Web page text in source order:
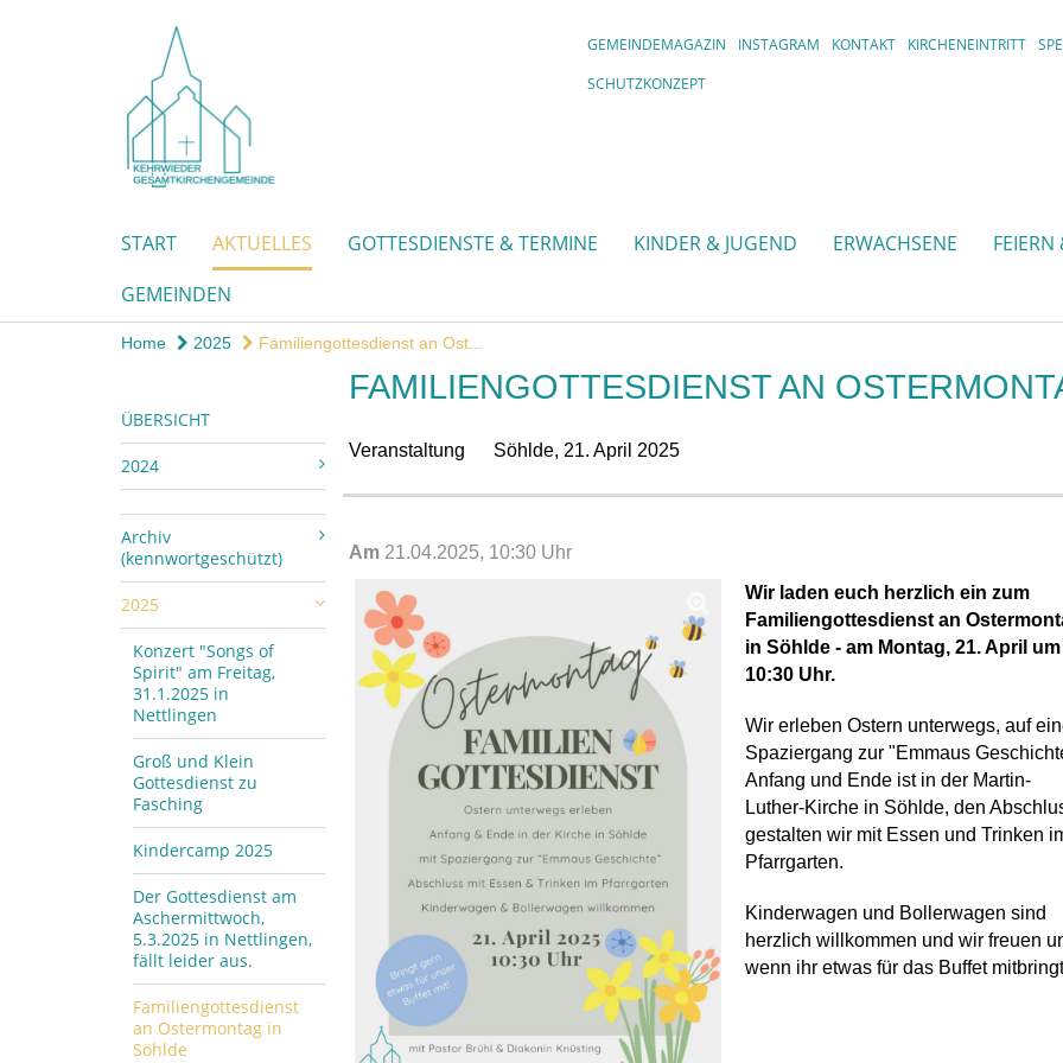
GEMEINDEMAGAZIN INSTAGRAM KONTAKT KIRCHENEINTRITT
SCHUTZKONZEPT
START AKTUELLES GOTTESDIENSTE & TERMINE KINDER & JUGEND ERWACHSENE
GEMEINDEN
Home 2025 Familiengottesdienst an Ost...
ÜBERSICHT
2024
Archiv
(kennwortgeschützt)
2025
Konzert "Songs of
Spirit" am Freitag,
31.1.2025 in
Nettlingen
Groß und Klein
Gottesdienst zu
Fasching
Kindercamp 2025
Der Gottesdienst am
Aschermittwoch,
5.3.2025 in Nettlingen,
fällt leider aus.
Familiengottesdienst
an Ostermontag in
Söhlde
FAMILIENGOTTESDIENST AN
Veranstaltung Söhlde, 21. April 2025
Am 21.04.2025, 10:30 Uhr
Wir laden euch herzlich ein zum
Familiengottesdienst an
in Söhlde - am Montag, 21. April um
10:30 Uhr.
Wir erleben Ostern unterwegs, auf
Spaziergang zur "Emmaus
Anfang und Ende ist in der Martin-
Luther-Kirche in Söhlde, den
gestalten wir mit Essen und Trinken
Pfarrgarten.
Kinderwagen und Bollerwagen sind
herzlich willkommen und wir freuen
wenn ihr etwas für das Buffet